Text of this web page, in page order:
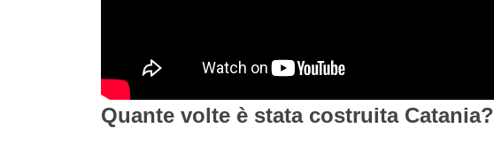
Quante volte è stata costruita Catania?